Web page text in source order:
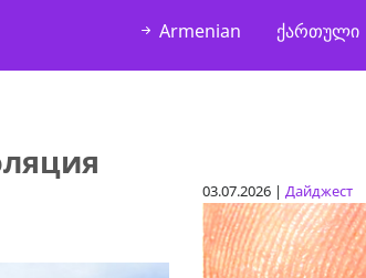
Armenian ქართული
03.07.2026 | Дайджест